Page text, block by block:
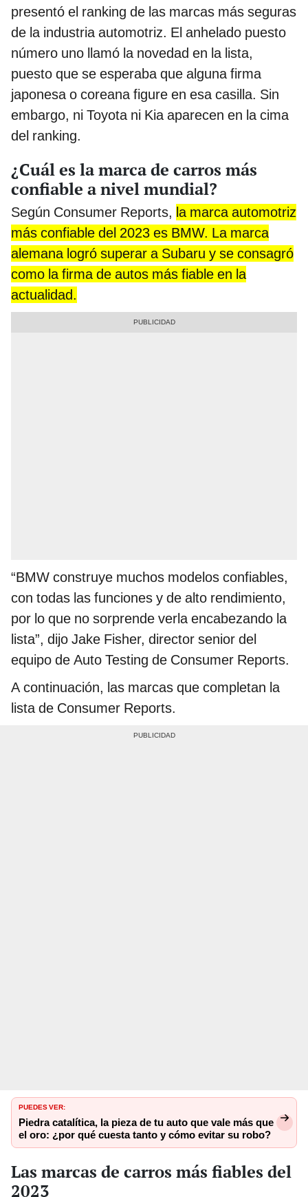
presentó el ranking de las marcas más seguras
de la industria automotriz. El anhelado puesto
número uno llamó la novedad en la lista,
puesto que se esperaba que alguna firma
japonesa o coreana figure en esa casilla. Sin
embargo, ni Toyota ni Kia aparecen en la cima
del ranking.
¿Cuál es la marca de carros más
confiable a nivel mundial?
Según Consumer Reports, la marca automotriz
más confiable del 2023 es BMW. La marca
alemana logró superar a Subaru y se consagró
como la firma de autos más fiable en la
actualidad.
“BMW construye muchos modelos confiables,
con todas las funciones y de alto rendimiento,
por lo que no sorprende verla encabezando la
lista”, dijo Jake Fisher, director senior del
equipo de Auto Testing de Consumer Reports.
A continuación, las marcas que completan la
lista de Consumer Reports.
PUEDES VER:
Piedra catalítica, la pieza de tu auto que vale más que
el oro: ¿por qué cuesta tanto y cómo evitar su robo?
Las marcas de carros más fiables del
2023